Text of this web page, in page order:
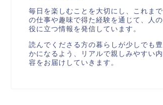
毎日を楽しむことを大切にし、これまで
の仕事や趣味で得た経験を通じて、人の
役に立つ情報を発信しています。
読んでくださる方の暮らしが少しでも豊
かになるよう、リアルで親しみやすい内
容をお届けしていきます。